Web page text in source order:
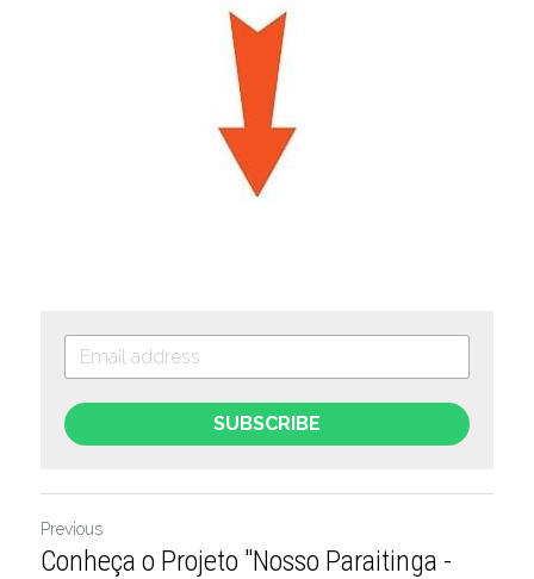
SUBSCRIBE
Previous
Conheça o Projeto "Nosso Paraitinga -